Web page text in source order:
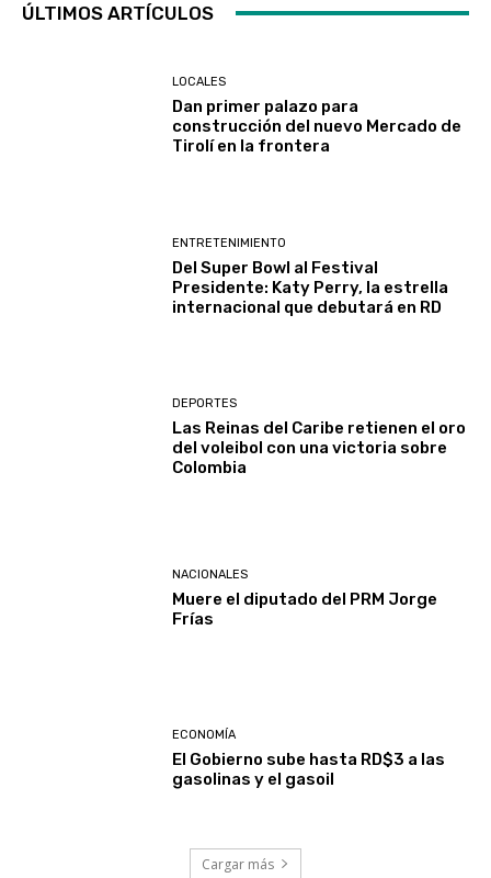
ÚLTIMOS ARTÍCULOS
LOCALES
Dan primer palazo para
construcción del nuevo Mercado de
Tirolí en la frontera
ENTRETENIMIENTO
Del Super Bowl al Festival
Presidente: Katy Perry, la estrella
internacional que debutará en RD
DEPORTES
Las Reinas del Caribe retienen el oro
del voleibol con una victoria sobre
Colombia
NACIONALES
Muere el diputado del PRM Jorge
Frías
ECONOMÍA
El Gobierno sube hasta RD$3 a las
gasolinas y el gasoil
Cargar más